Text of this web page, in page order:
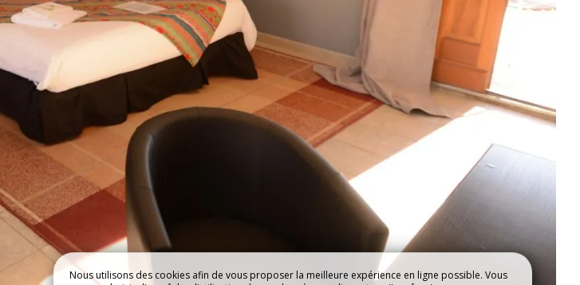
Nous utilisons des cookies afin de vous proposer la meilleure expérience en ligne possible. Vous